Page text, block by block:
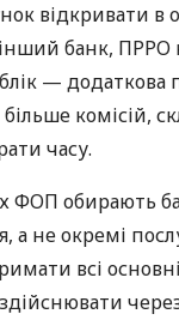
відкривати в
банк, ПРРО
— додаткова
комісій,
часу.
ФОП обирають
не окремі
всі